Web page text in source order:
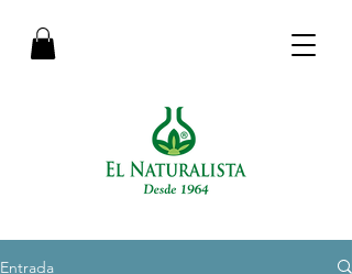
Entrada